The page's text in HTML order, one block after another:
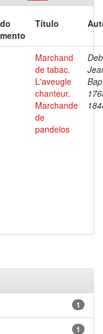
Título
Marchand
de tabac.
L'aveugle
chanteur.
Marchande
de
pandelos
1
1